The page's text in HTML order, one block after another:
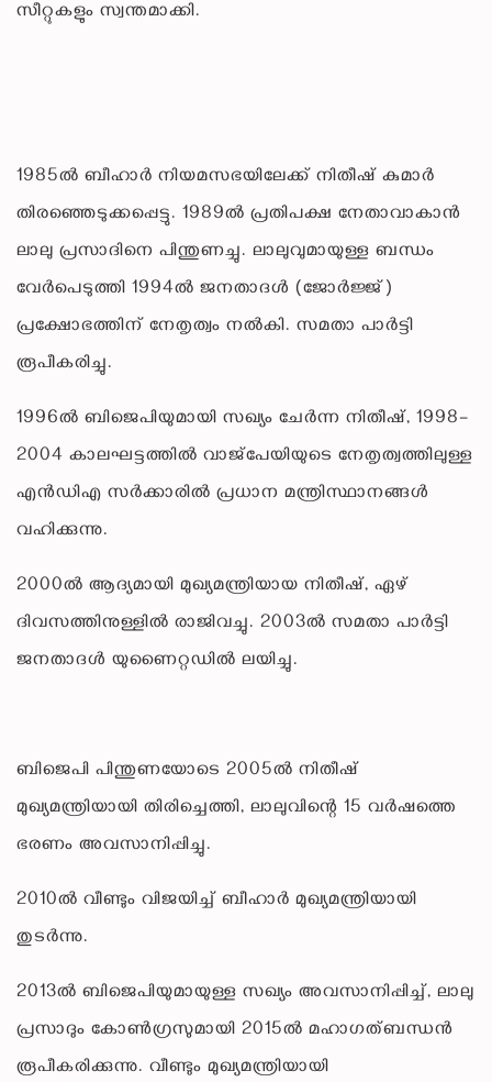
സീറ്റുകളും സ്വന്തമാക്കി.
1985ൽ ബീഹാർ നിയമസഭയിലേക്ക് നിതീഷ് കുമാർ
തിരഞ്ഞെടുക്കപ്പെട്ടു. 1989ൽ പ്രതിപക്ഷ നേതാവാകാൻ
ലാലു പ്രസാദിനെ പിന്തുണച്ചു. ലാലുവുമായുള്ള ബന്ധം
വേർപെടുത്തി 1994ൽ ജനതാദൾ (ജോർജ്ജ്)
പ്രക്ഷോഭത്തിന്‌ നേതൃത്വം നൽകി. സമതാ പാർട്ടി
രൂപീകരിച്ചു.
1996ൽ ബിജെപിയുമായി സഖ്യം ചേർന്ന നിതീഷ്, 1998–
2004 കാലഘട്ടത്തിൽ വാജ്‌പേയിയുടെ നേതൃത്വത്തിലുള്ള
എൻ‌ഡി‌എ സർക്കാരിൽ പ്രധാന മന്ത്രിസ്ഥാനങ്ങൾ
വഹിക്കുന്നു.
2000ൽ ആദ്യമായി മുഖ്യമന്ത്രിയായ നിതീഷ്, ഏഴ്
ദിവസത്തിനുള്ളിൽ രാജിവച്ചു. 2003ൽ സമതാ പാർട്ടി
ജനതാദൾ യുണൈറ്റഡിൽ ലയിച്ചു.
ബിജെപി പിന്തുണയോടെ 2005ൽ നിതീഷ്
മുഖ്യമന്ത്രിയായി തിരിച്ചെത്തി, ലാലുവിന്റെ 15 വർഷത്തെ
ഭരണം അവസാനിപ്പിച്ചു.
2010ൽ വീണ്ടും വിജയിച്ച്‌ ബീഹാർ മുഖ്യമന്ത്രിയായി
തുടർന്നു.
2013ൽ ബിജെപിയുമായുള്ള സഖ്യം അവസാനിപ്പിച്ച്‌, ലാലു
പ്രസാദും കോൺഗ്രസുമായി 2015ൽ മഹാഗത്ബന്ധൻ
രൂപീകരിക്കുന്നു. വീണ്ടും മുഖ്യമന്ത്രിയായി